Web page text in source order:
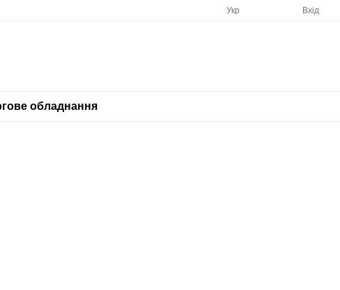
Укр Вхід
обладнання